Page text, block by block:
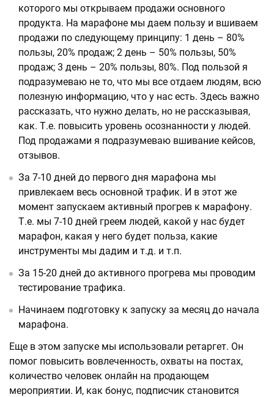
которого мы открываем продажи основного
продукта. На марафоне мы даем пользу и вшиваем
продажи по следующему принципу: 1 день – 80%
пользы, 20% продаж; 2 день – 50% пользы, 50%
продаж; 3 день – 20% пользы, 80%. Под пользой я
подразумеваю не то, что мы все отдаем людям, всю
полезную информацию, что у нас есть. Здесь важно
рассказать, что нужно делать, но не рассказывая,
как. Т.е. повысить уровень осознанности у людей.
Под продажами я подразумеваю вшивание кейсов,
отзывов.
За 7-10 дней до первого дня марафона мы
привлекаем весь основной трафик. И в этот же
момент запускаем активный прогрев к марафону.
Т.е. мы 7-10 дней греем людей, какой у нас будет
марафон, какая у него будет польза, какие
инструменты мы дадим и т.д. и т.п.
За 15-20 дней до активного прогрева мы проводим
тестирование трафика.
Начинаем подготовку к запуску за месяц до начала
марафона.
Еще в этом запуске мы использовали ретаргет. Он
помог повысить вовлеченность, охваты на постах,
количество человек онлайн на продающем
мероприятии. И, как бонус, подписчик становится